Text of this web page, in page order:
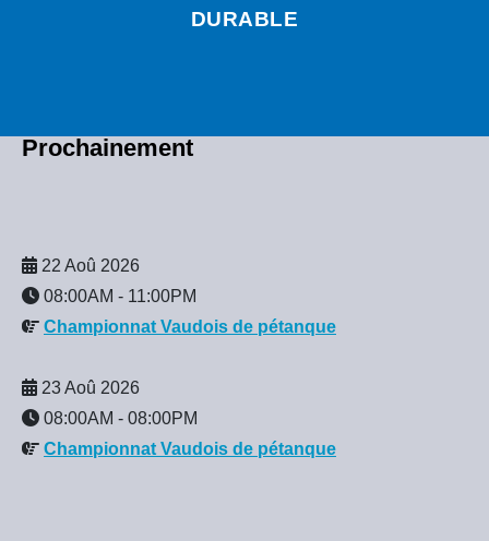
DURABLE
Prochainement
22 Aoû 2026
08:00AM - 11:00PM
Championnat Vaudois de pétanque
23 Aoû 2026
08:00AM - 08:00PM
Championnat Vaudois de pétanque